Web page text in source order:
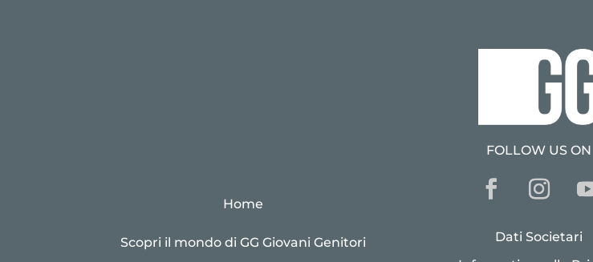
Home
Scopri il mondo di GG Giovani Genitori
FOLLOW US ON
Dati Societari